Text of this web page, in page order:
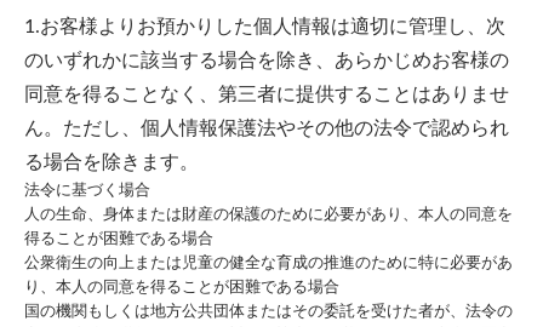
1.お客様よりお預かりした個人情報は適切に管理し、次
のいずれかに該当する場合を除き、あらかじめお客様の
同意を得ることなく、第三者に提供することはありませ
ん。ただし、個人情報保護法やその他の法令で認められ
る場合を除きます。
法令に基づく場合
人の生命、身体または財産の保護のために必要があり、本人の同意を
得ることが困難である場合
公衆衛生の向上または児童の健全な育成の推進のために特に必要があ
り、本人の同意を得ることが困難である場合
国の機関もしくは地方公共団体またはその委託を受けた者が、法令の